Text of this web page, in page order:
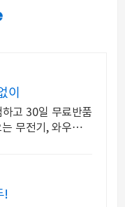
이
고 30일 무료반품
무전기, 와우회원
!